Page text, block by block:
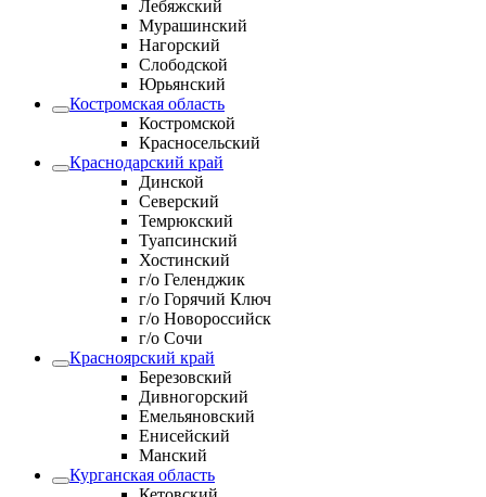
Лебяжский
Мурашинский
Нагорский
Слободской
Юрьянский
Костромская область
Костромской
Красносельский
Краснодарский край
Динской
Северский
Темрюкский
Туапсинский
Хостинский
г/о Геленджик
г/о Горячий Ключ
г/о Новороссийск
г/о Сочи
Красноярский край
Березовский
Дивногорский
Емельяновский
Енисейский
Манский
Курганская область